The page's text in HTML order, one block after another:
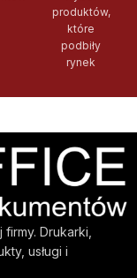
produktów,
które
podbiły
rynek
Drukarki,
usługi i